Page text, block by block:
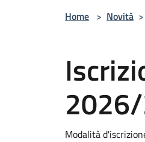
Home > Novità >
Modalità